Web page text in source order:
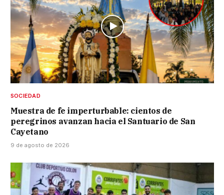
SOCIEDAD
Muestra de fe imperturbable: cientos de
peregrinos avanzan hacia el Santuario de San
Cayetano
9 de agosto de 2026